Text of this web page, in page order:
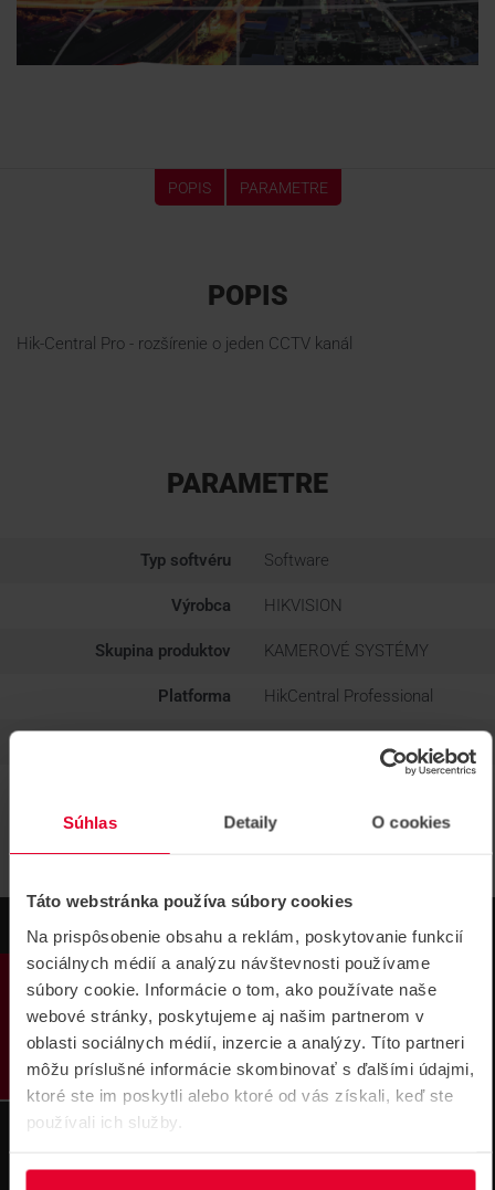
Súhlas Detaily O cookies
Táto webstránka používa súbory cookies
Na prispôsobenie obsahu a reklám, poskytovanie funkcií
sociálnych médií a analýzu návštevnosti používame
súbory cookie. Informácie o tom, ako používate naše
webové stránky, poskytujeme aj našim partnerom v
oblasti sociálnych médií, inzercie a analýzy. Títo partneri
môžu príslušné informácie skombinovať s ďalšími údajmi,
ktoré ste im poskytli alebo ktoré od vás získali, keď ste
používali ich služby.
PRODUKTY
POPIS PARAMETRE
POPIS
Hik-Central Pro - rozšírenie o jeden CCTV kanál
PARAMETRE
Typ softvéru Software
Výrobca HIKVISION
Skupina produktov KAMEROVÉ SYSTÉMY
Platforma HikCentral Professional
Technická
podpora 24/7
Podpora cez